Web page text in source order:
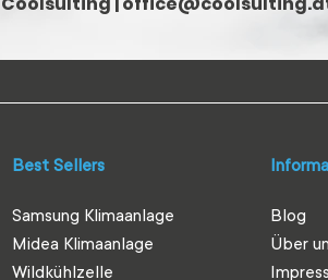
Best Sellers
Samsung Klimaanlage
Midea Klimaanlage
Wildkühlzelle
Blog
Über